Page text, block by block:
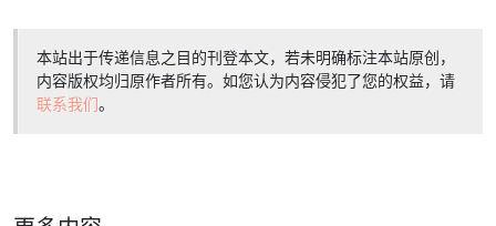
本站出于传递信息之目的刊登本文，若未明确标注本站原创，
内容版权均归原作者所有。如您认为内容侵犯了您的权益，请
联系我们。